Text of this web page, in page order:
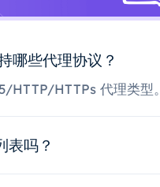
哪些代理协议？
HTTP/HTTPs 代理类型。
表吗？